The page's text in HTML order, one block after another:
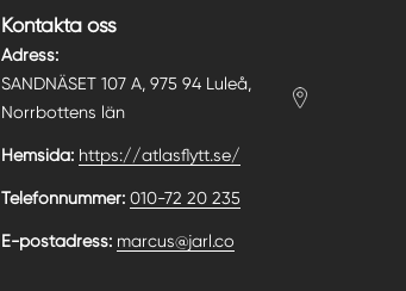
Kontakta oss
Adress:
SANDNÄSET 107 A, 975 94 Luleå,
Norrbottens län
Hemsida: https://atlasflytt.se/
Telefonnummer: 010-72 20 235
E-postadress: marcus@jarl.co